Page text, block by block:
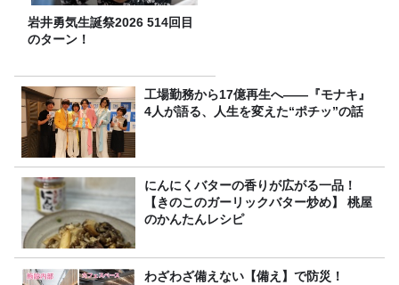
岩井勇気生誕祭2026 514回目
のターン！
工場勤務から17億再生へ——『モナキ』
4人が語る、人生を変えた“ポチッ”の話
にんにくバターの香りが広がる一品！
【きのこのガーリックバター炒め】 桃屋
のかんたんレシピ
わざわざ備えない【備え】で防災！